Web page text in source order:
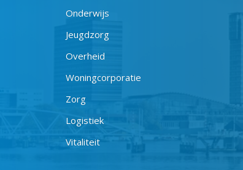
Onderwijs
Jeugdzorg
Overheid
Woningcorporatie
Zorg
Logistiek
Vitaliteit